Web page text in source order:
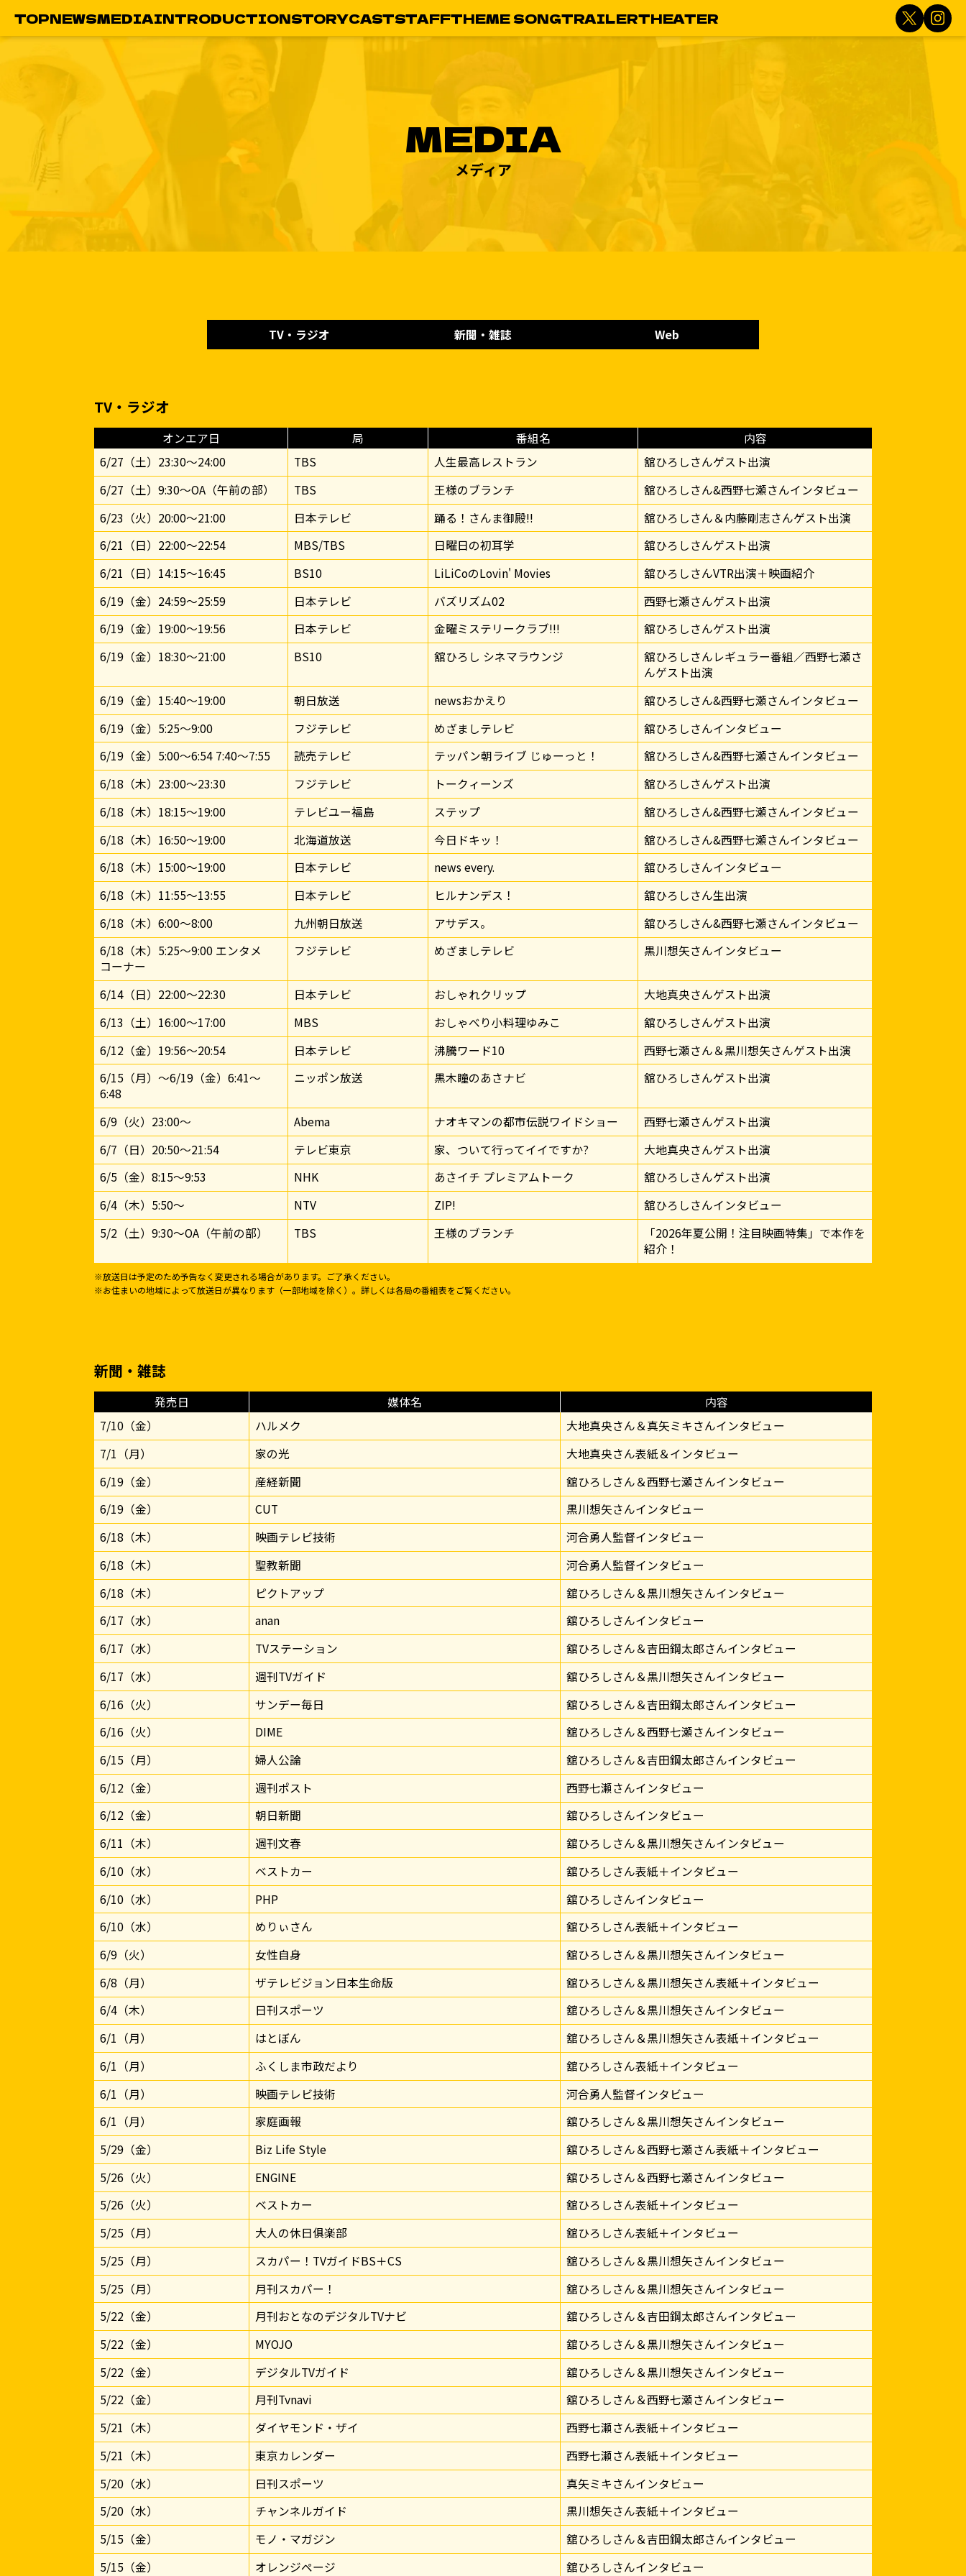
TOPNEWSMEDIAINTRODUCTIONSTORYCASTSTAFFTHEME SONGTRAILERTHEATER
MEDIA
メディア
TV・ラジオ 新聞・雑誌 Web
TV・ラジオ
オンエア日 局 番組名
内容
6/27（土）23:30〜24:00
TBS 人生最高レストラン
舘ひろしさんゲスト出演
6/27（土）9:30〜OA（午前の部）
TBS 王様のブランチ
舘ひろしさん&西野七瀬さんインタビュー
6/23（火）20:00～21:00
日本テレビ 踊る！さんま御殿!!
舘ひろしさん＆内藤剛志さんゲスト出演
6/21（日）22:00～22:54
MBS/TBS 日曜日の初耳学
舘ひろしさんゲスト出演
6/21（日）14:15～16:45
BS10 LiLiCoのLovin' Movies
舘ひろしさんVTR出演＋映画紹介
6/19（金）24:59～25:59
日本テレビ バズリズム02
西野七瀬さんゲスト出演
6/19（金）19:00～19:56
日本テレビ 金曜ミステリークラブ!!!
舘ひろしさんゲスト出演
6/19（金）18:30～21:00
BS10 舘ひろし シネマラウンジ
舘ひろしさんレギュラー番組／西野七瀬さ
んゲスト出演
6/19（金）15:40～19:00
朝日放送 newsおかえり
舘ひろしさん&西野七瀬さんインタビュー
6/19（金）5:25～9:00
フジテレビ めざましテレビ
舘ひろしさんインタビュー
6/19（金）5:00～6:54 7:40～7:55
読売テレビ テッパン朝ライブ じゅーっと！
舘ひろしさん&西野七瀬さんインタビュー
6/18（木）23:00～23:30
フジテレビ トークィーンズ
舘ひろしさんゲスト出演
6/18（木）18:15～19:00
テレビユー福島 ステップ
舘ひろしさん&西野七瀬さんインタビュー
6/18（木）16:50～19:00
北海道放送 今日ドキッ！
舘ひろしさん&西野七瀬さんインタビュー
6/18（木）15:00～19:00
日本テレビ news every.
舘ひろしさんインタビュー
6/18（木）11:55～13:55
日本テレビ ヒルナンデス！
舘ひろしさん生出演
6/18（木）6:00～8:00
九州朝日放送 アサデス。
舘ひろしさん&西野七瀬さんインタビュー
6/18（木）5:25～9:00 エンタメ
コーナー
フジテレビ めざましテレビ 黒川想矢さんインタビュー
6/14（日）22:00～22:30 日本テレビ おしゃれクリップ
大地真央さんゲスト出演
6/13（土）16:00～17:00
MBS おしゃべり小料理ゆみこ
舘ひろしさんゲスト出演
6/12（金）19:56～20:54
日本テレビ 沸騰ワード10
西野七瀬さん＆黒川想矢さんゲスト出演
6/15（月）～6/19（金）6:41～
6:48
ニッポン放送 黒木瞳のあさナビ 舘ひろしさんゲスト出演
6/9（火）23:00～ Abema ナオキマンの都市伝説ワイドショー
西野七瀬さんゲスト出演
6/7（日）20:50～21:54
テレビ東京 家、ついて行ってイイですか?
大地真央さんゲスト出演
6/5（金）8:15〜9:53
NHK あさイチ プレミアムトーク
舘ひろしさんゲスト出演
6/4（木）5:50～
NTV ZIP!
舘ひろしさんインタビュー
5/2（土）9:30～OA（午前の部）
TBS 王様のブランチ
「2026年夏公開！注目映画特集」で本作を
紹介！
※放送日は予定のため予告なく変更される場合があります。ご了承ください。
※お住まいの地域によって放送日が異なります（一部地域を除く）。詳しくは各局の番組表をご覧ください。
新聞・雑誌
発売日 媒体名
内容
7/10（金）
ハルメク
大地真央さん＆真矢ミキさんインタビュー
7/1（月）
家の光
大地真央さん表紙＆インタビュー
6/19（金）
産経新聞
舘ひろしさん＆西野七瀬さんインタビュー
6/19（金）
CUT
黒川想矢さんインタビュー
6/18（木）
映画テレビ技術
河合勇人監督インタビュー
6/18（木）
聖教新聞
河合勇人監督インタビュー
6/18（木）
ピクトアップ
舘ひろしさん＆黒川想矢さんインタビュー
6/17（水）
anan
舘ひろしさんインタビュー
6/17（水）
TVステーション
舘ひろしさん＆吉田鋼太郎さんインタビュー
6/17（水）
週刊TVガイド
舘ひろしさん＆黒川想矢さんインタビュー
6/16（火）
サンデー毎日
舘ひろしさん＆吉田鋼太郎さんインタビュー
6/16（火）
DIME
舘ひろしさん＆西野七瀬さんインタビュー
6/15（月）
婦人公論
舘ひろしさん＆吉田鋼太郎さんインタビュー
6/12（金）
週刊ポスト
西野七瀬さんインタビュー
6/12（金）
朝日新聞
舘ひろしさんインタビュー
6/11（木）
週刊文春
舘ひろしさん＆黒川想矢さんインタビュー
6/10（水）
ベストカー
舘ひろしさん表紙＋インタビュー
6/10（水）
PHP
舘ひろしさんインタビュー
6/10（水）
めりぃさん
舘ひろしさん表紙＋インタビュー
6/9（火）
女性自身
舘ひろしさん＆黒川想矢さんインタビュー
6/8（月）
ザテレビジョン日本生命版
舘ひろしさん＆黒川想矢さん表紙＋インタビュー
6/4（木）
日刊スポーツ
舘ひろしさん＆黒川想矢さんインタビュー
6/1（月）
はとぼん
舘ひろしさん＆黒川想矢さん表紙＋インタビュー
6/1（月）
ふくしま市政だより
舘ひろしさん表紙＋インタビュー
6/1（月）
映画テレビ技術
河合勇人監督インタビュー
6/1（月）
家庭画報
舘ひろしさん＆黒川想矢さんインタビュー
5/29（金）
Biz Life Style
舘ひろしさん＆西野七瀬さん表紙＋インタビュー
5/26（火）
ENGINE
舘ひろしさん＆西野七瀬さんインタビュー
5/26（火）
ベストカー
舘ひろしさん表紙＋インタビュー
5/25（月）
大人の休日俱楽部
舘ひろしさん表紙＋インタビュー
5/25（月）
スカパー！TVガイドBS＋CS
舘ひろしさん＆黒川想矢さんインタビュー
5/25（月）
月刊スカパー！
舘ひろしさん＆黒川想矢さんインタビュー
5/22（金）
月刊おとなのデジタルTVナビ
舘ひろしさん＆吉田鋼太郎さんインタビュー
5/22（金）
MYOJO
舘ひろしさん＆黒川想矢さんインタビュー
5/22（金）
デジタルTVガイド
舘ひろしさん＆黒川想矢さんインタビュー
5/22（金）
月刊Tvnavi
舘ひろしさん＆西野七瀬さんインタビュー
5/21（木）
ダイヤモンド・ザイ
西野七瀬さん表紙＋インタビュー
5/21（木）
東京カレンダー
西野七瀬さん表紙＋インタビュー
5/20（水）
日刊スポーツ
真矢ミキさんインタビュー
5/20（水）
チャンネルガイド
黒川想矢さん表紙＋インタビュー
5/15（金）
モノ・マガジン
舘ひろしさん＆吉田鋼太郎さんインタビュー
5/15（金）
オレンジページ 舘ひろしさんインタビュー